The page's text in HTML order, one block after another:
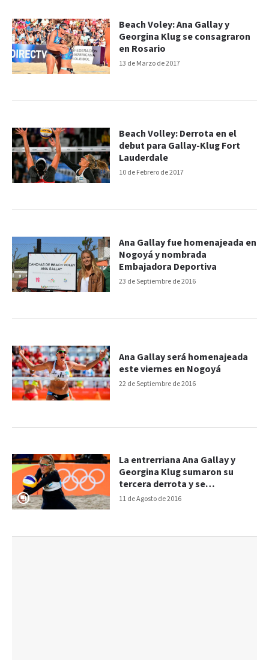
13 de Marzo de 2017
Beach Voley: Ana Gallay y
Georgina Klug se consagraron
en Rosario
10 de Febrero de 2017
Beach Volley: Derrota en el
debut para Gallay-Klug Fort
Lauderdale
23 de Septiembre de 2016
Ana Gallay fue homenajeada en
Nogoyá y nombrada
Embajadora Deportiva
22 de Septiembre de 2016
Ana Gallay será homenajeada
este viernes en Nogoyá
11 de Agosto de 2016
La entrerriana Ana Gallay y
Georgina Klug sumaron su
tercera derrota y se
despidieron de Río 2016